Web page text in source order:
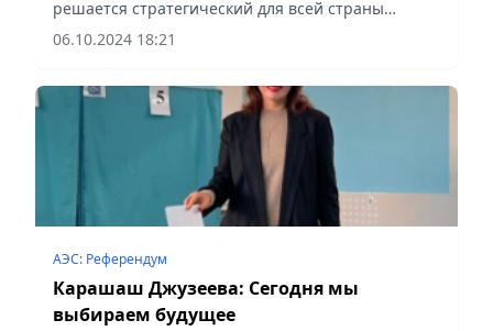
решается стратегический для всей страны
вопрос, сообщает Vecher.kz.
06.10.2024 18:21
АЭС: Референдум
Карашаш Джузеева: Сегодня мы
выбираем будущее